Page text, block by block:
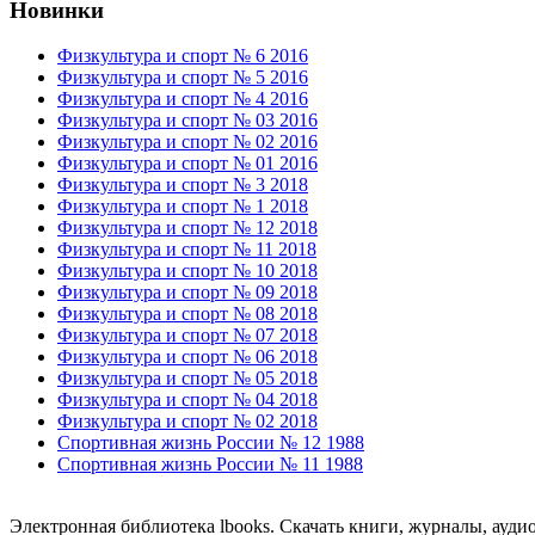
Новинки
Физкультура и спорт № 6 2016
Физкультура и спорт № 5 2016
Физкультура и спорт № 4 2016
Физкультура и спорт № 03 2016
Физкультура и спорт № 02 2016
Физкультура и спорт № 01 2016
Физкультура и спорт № 3 2018
Физкультура и спорт № 1 2018
Физкультура и спорт № 12 2018
Физкультура и спорт № 11 2018
Физкультура и спорт № 10 2018
Физкультура и спорт № 09 2018
Физкультура и спорт № 08 2018
Физкультура и спорт № 07 2018
Физкультура и спорт № 06 2018
Физкультура и спорт № 05 2018
Физкультура и спорт № 04 2018
Физкультура и спорт № 02 2018
Спортивная жизнь России № 12 1988
Спортивная жизнь России № 11 1988
Электронная библиотека lbooks. Скачать книги, журналы,